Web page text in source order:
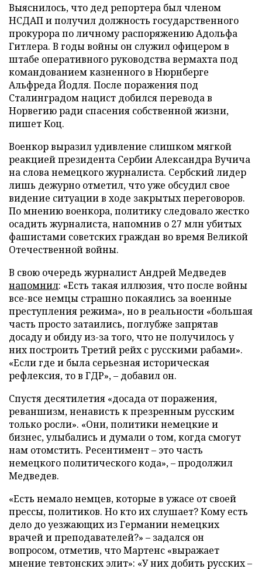
Выяснилось, что дед репортера был членом
НСДАП и получил должность государственного
прокурора по личному распоряжению Адольфа
Гитлера. В годы войны он служил офицером в
штабе оперативного руководства вермахта под
командованием казненного в Нюрнберге
Альфреда Йодля. После поражения под
Сталинградом нацист добился перевода в
Норвегию ради спасения собственной жизни,
пишет Коц.
Военкор выразил удивление слишком мягкой
реакцией президента Сербии Александра Вучича
на слова немецкого журналиста. Сербский лидер
лишь дежурно отметил, что уже обсудил свое
видение ситуации в ходе закрытых переговоров.
По мнению военкора, политику следовало жестко
осадить журналиста, напомнив о 27 млн убитых
фашистами советских граждан во время Великой
Отечественной войны.
В свою очередь журналист Андрей Медведев
напомнил: «Есть такая иллюзия, что после войны
все-все немцы страшно покаялись за военные
преступления режима», но в реальности «большая
часть просто затаились, поглубже запрятав
досаду и обиду из-за того, что не получилось у
них построить Третий рейх с русскими рабами».
«Если где и была серьезная историческая
рефлексия, то в ГДР», – добавил он.
Спустя десятилетия «досада от поражения,
реваншизм, ненависть к презренным русским
только росли». «Они, политики немецкие и
бизнес, улыбались и думали о том, когда смогут
нам отомстить. Ресентимент – это часть
немецкого политического кода», – продолжил
Медведев.
«Есть немало немцев, которые в ужасе от своей
прессы, политиков. Но кто их слушает? Кому есть
дело до уезжающих из Германии немецких
врачей и преподавателей?» – задался он
вопросом, отметив, что Мартенс «выражает
мнение тевтонских элит»: «У них добить русских –